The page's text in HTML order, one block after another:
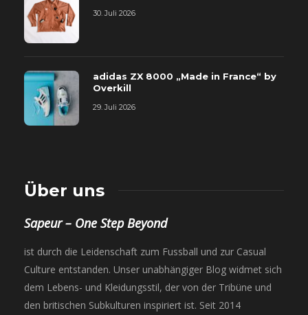
30. Juli 2026
adidas ZX 8000 „Made in France“ by
Overkill
29. Juli 2026
Über uns
Sapeur – One Step Beyond
ist durch die Leidenschaft zum Fussball und zur Casual
Culture entstanden. Unser unabhängiger Blog widmet sich
dem Lebens- und Kleidungsstil, der von der Tribüne und
den britischen Subkulturen inspiriert ist. Seit 2014